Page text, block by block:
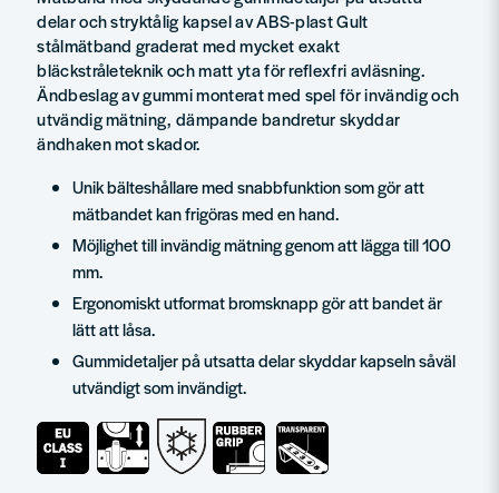
delar och stryktålig kapsel av ABS-plast Gult
stålmätband graderat med mycket exakt
bläckstråleteknik och matt yta för reflexfri avläsning.
Ändbeslag av gummi monterat med spel för invändig och
utvändig mätning, dämpande bandretur skyddar
ändhaken mot skador.
Unik bälteshållare med snabbfunktion som gör att
mätbandet kan frigöras med en hand.
Möjlighet till invändig mätning genom att lägga till 100
mm.
Ergonomiskt utformat bromsknapp gör att bandet är
lätt att låsa.
Gummidetaljer på utsatta delar skyddar kapseln såväl
utvändigt som invändigt.